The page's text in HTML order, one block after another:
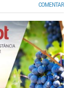
COMENTAR